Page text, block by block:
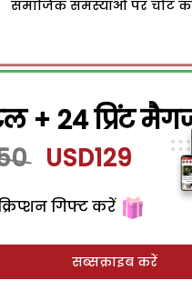
समाजिक समस्याओं पर चोट
+ 24 प्रिंट
USD129
गिफ्ट करें
सब्सक्राइब करें